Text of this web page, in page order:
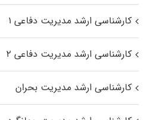
کارشناسی ارشد مدیریت دفاعی ۱
کارشناسی ارشد مدیریت دفاعی ۲
کارشناسی ارشد مدیریت بحران